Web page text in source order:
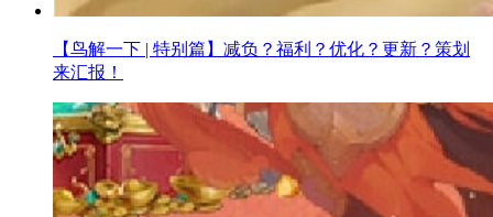
【鸟解一下 | 特别篇】减负？福利？优化？更新？策划
来汇报！